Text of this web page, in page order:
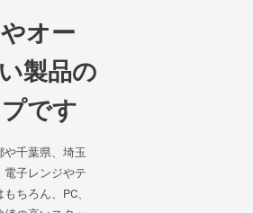
オー
製品の
です
や千葉県、埼玉
電子レンジやテ
ちろん、PC、